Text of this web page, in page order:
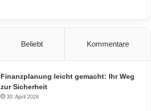
Beliebt Kommentare
Finanzplanung leicht gemacht: Ihr Weg
zur Sicherheit
30. April 2026